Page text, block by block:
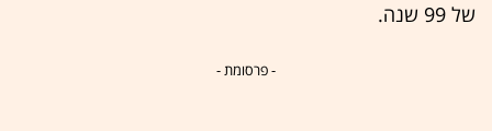
של 99 שנה
.
- פרסומת -